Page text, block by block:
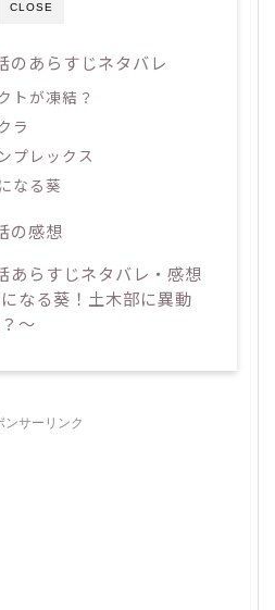
CLOSE
のあらすじネタバレ
トが凍結？
ラ
プレックス
なる葵
の感想
あらすじネタバレ・感想
なる葵！土木部に異動
～
ンサーリンク